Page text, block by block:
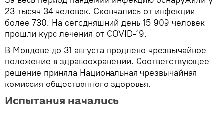
23 тысяч 34 человек. Скончались от инфекции
более 730. На сегодняшний день 15 909 человек
прошли курс лечения от COVID-19.
В Молдове до 31 августа продлено чрезвычайное
положение в здравоохранении. Соответствующее
решение приняла Национальная чрезвычайная
комиссия общественного здоровья.
Испытания начались